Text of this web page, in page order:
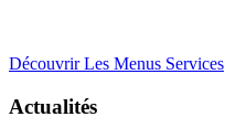
Découvrir Les Menus Services
Actualités